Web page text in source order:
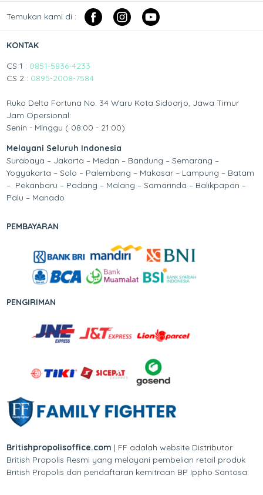
Temukan kami di :
KONTAK
CS 1 : 0851-5836-4233
CS 2 : 0895-2008-7584
Ruko Delta Fortuna No. 34 Waru Kota Sidoarjo, Jawa Timur
Jam Opersional:
Senin - Minggu ( 08:00 - 21:00)
Melayani Seluruh Indonesia
Surabaya – Jakarta – Medan – Bandung – Semarang –
Yogyakarta – Solo – Palembang – Makasar – Lampung – Batam
– Pekanbaru – Padang – Malang – Samarinda – Balikpapan –
Palu – Manado
PEMBAYARAN
PENGIRIMAN
Britishpropolisoffice.com | FF adalah website Distributor
British Propolis Resmi yang melayani pembelian retail produk
British Propolis dan pendaftaran kemitraan BP Ippho Santosa.